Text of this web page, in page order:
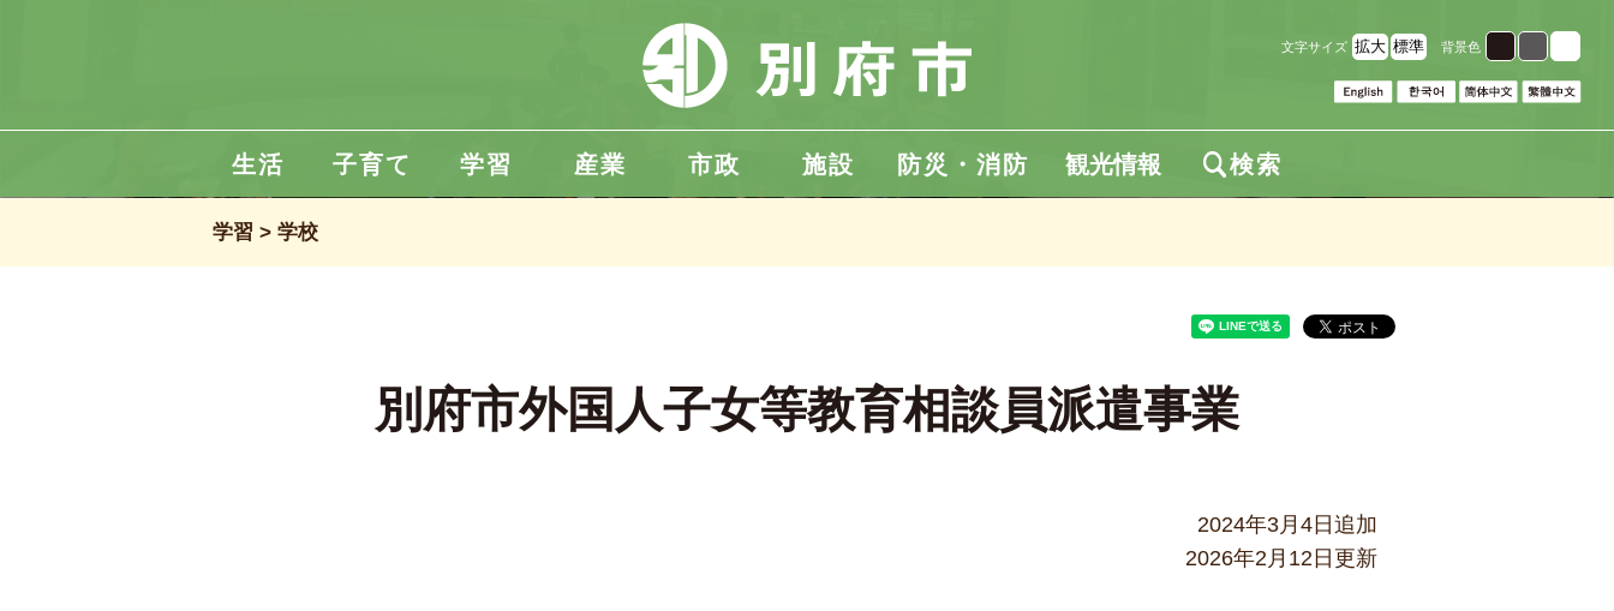
文字サイズ 拡大 標準 背景色
生活 子育て 学習 産業 市政 施設 防災・消防 観光情報 検索
学習 学校
別府市外国人子女等教育相談員派遣事業
2024年3月4日追加
2026年2月12日更新